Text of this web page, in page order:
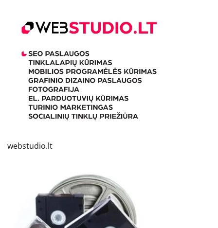
webstudio.lt